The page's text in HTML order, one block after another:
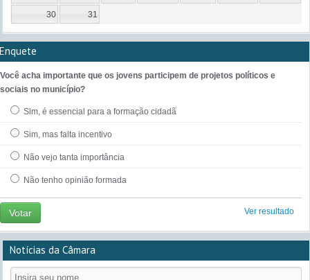
30 31
Enquete
Você acha importante que os jovens participem de projetos políticos e
sociais no município?
Sim, é essencial para a formação cidadã
Sim, mas falta incentivo
Não vejo tanta importância
Não tenho opinião formada
Votar Ver resultado
Notícias da Câmara